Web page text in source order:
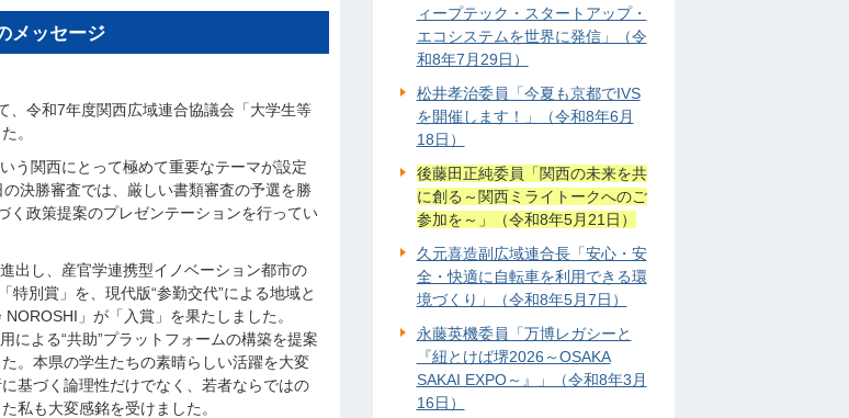
メッセージ
令和7年度関西広域連合協議会「大学生等
。
う関西にとって極めて重要なテーマが設定
決勝審査では、厳しい書類審査の予選を勝
く政策提案のプレゼンテーションを行ってい
出し、産官学連携型イノベーション都市の
別賞」を、現代版“参勤交代”による地域と
」が「入賞」を果たしました。
よる“共助”プラットフォームの構築を提案
。本県の学生たちの素晴らしい活躍を大変
基づく論理性だけでなく、若者ならではの
私も大変感銘を受けました。
ィープテック・スタートアップ・
エコシステムを世界に発信」（令
和8年7月29日）
松井孝治委員「今夏も京都でIVS
を開催します！」（令和8年6月
18日）
後藤田正純委員「関西の未来を共
に創る～関西ミライトークへのご
参加を～」（令和8年5月21日）
久元喜造副広域連合長「安心・安
全・快適に自転車を利用できる環
境づくり」（令和8年5月7日）
永藤英機委員「万博レガシーと
『紐とけば堺2026～OSAKA
SAKAI EXPO～』」（令和8年3月
16日）